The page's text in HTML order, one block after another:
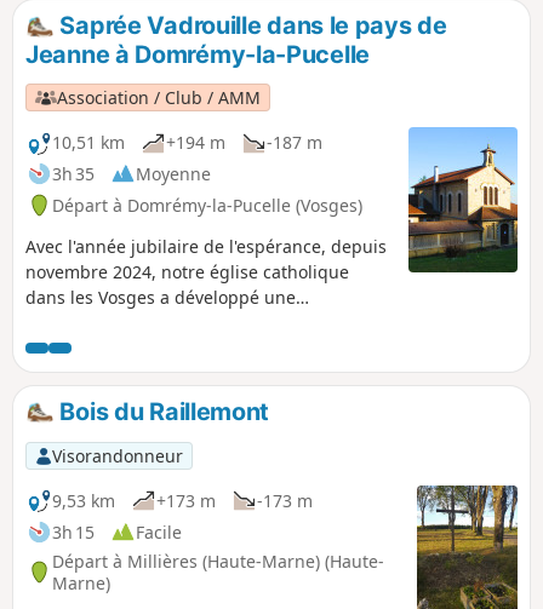
Saprée Vadrouille dans le pays de
Jeanne à Domrémy-la-Pucelle
Association / Club / AMM
10,51 km
+194 m
-187 m
3h 35
Moyenne
Départ à Domrémy-la-Pucelle (Vosges)
Avec l'année jubilaire de l'espérance, depuis
novembre 2024, notre église catholique
dans les Vosges a développé une
voyage pour des chemins d'espérance »,
avec trois numéros dans l'année autour des
temps liturgiques et des saints
vosgiens.Ainsi, plusieurs itinéraires sont
proposés dans les Vosges comme
pèlerinages locaux et chemins d'espérance.
De quoi redécouvrir notre territoire et nos
saints locaux à travers tout le département
des Vosges. Chaque itinéraire peut se faire
indépendamment des autres, et en toute
Bois du Raillemont
Visorandonneur
9,53 km
+173 m
-173 m
3h 15
Facile
Départ à Millières (Haute-Marne) (Haute-
Marne)